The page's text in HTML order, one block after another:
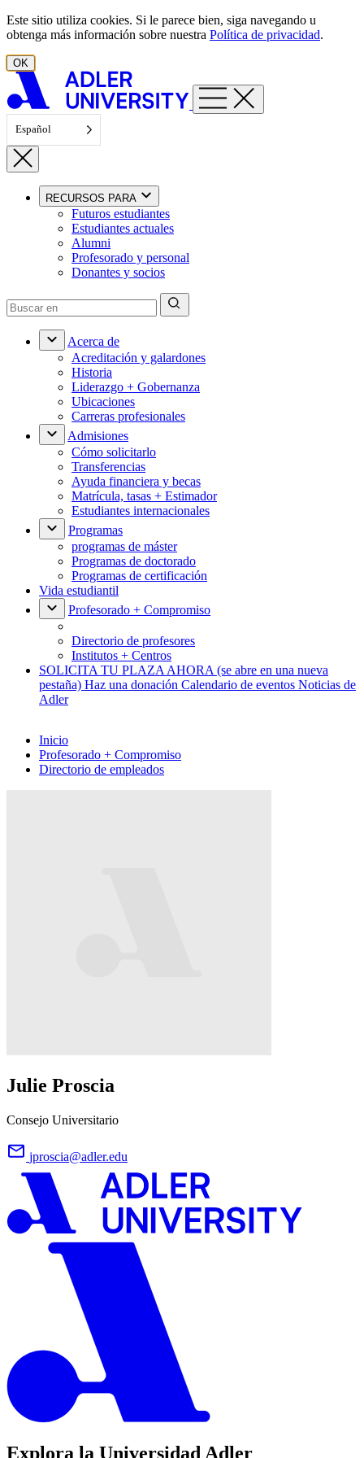
Ir al contenido
Este sitio utiliza cookies. Si le parece bien, siga navegando u
obtenga más información sobre nuestra Política de privacidad.
OK
Español
RECURSOS PARA
Futuros estudiantes
Estudiantes actuales
Alumni
Profesorado y personal
Donantes y socios
Acerca de
Acreditación y galardones
Historia
Liderazgo + Gobernanza
Ubicaciones
Carreras profesionales
Admisiones
Cómo solicitarlo
Transferencias
Ayuda financiera y becas
Matrícula, tasas + Estimador
Estudiantes internacionales
Programas
programas de máster
Programas de doctorado
Programas de certificación
Vida estudiantil
Profesorado + Compromiso
Directorio de profesores
Institutos + Centros
SOLICITA TU PLAZA AHORA (se abre en una nueva
pestaña) Haz una donación Calendario de eventos Noticias de
Adler
Inicio
Profesorado + Compromiso
Directorio de empleados
Julie Proscia
Consejo Universitario
jproscia@adler.edu
Explora la Universidad Adler